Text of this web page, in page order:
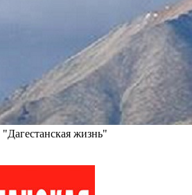
"Дагестанская жизнь"